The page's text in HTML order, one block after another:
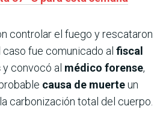
controlar el fuego y rescataron
fue comunicado al fiscal
y convocó al médico forense,
causa de muerteun
carbonización total del cuerpo.